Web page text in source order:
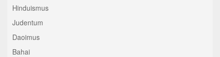
Hinduismus
Judentum
Daoimus
Bahai